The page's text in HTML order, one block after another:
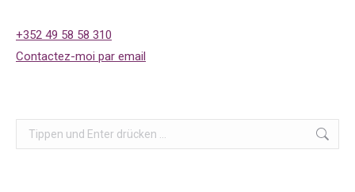
+352 49 58 58 310
Contactez-moi par email
Search: